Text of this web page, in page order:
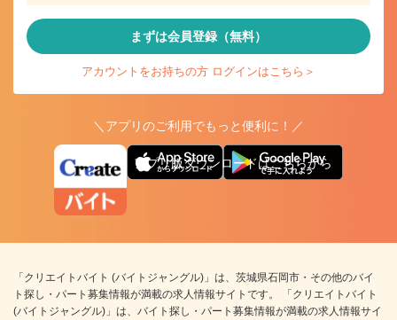
まずは会員登録（無料）
アカウントをお持ちの方 ログインはこちら＞
＼アプリのご利用でもっと便利に！／
アプリ版ダウンロードはこちらから
「クリエイトバイト (バイトジャングル)」は、茨城県石岡市・その他のバイ
ト探し・パート募集情報が満載の求人情報サイトです。 「クリエイトバイト
(バイトジャングル)」は、バイト探し・パート募集情報が満載の求人情報サイ